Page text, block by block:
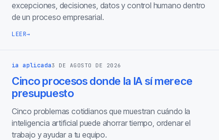
excepciones, decisiones, datos y control humano dentro
de un proceso empresarial.
LEER→
ia aplicada3 DE AGOSTO DE 2026
Cinco procesos donde la IA sí merece
presupuesto
Cinco problemas cotidianos que muestran cuándo la
inteligencia artificial puede ahorrar tiempo, ordenar el
trabajo y ayudar a tu equipo.